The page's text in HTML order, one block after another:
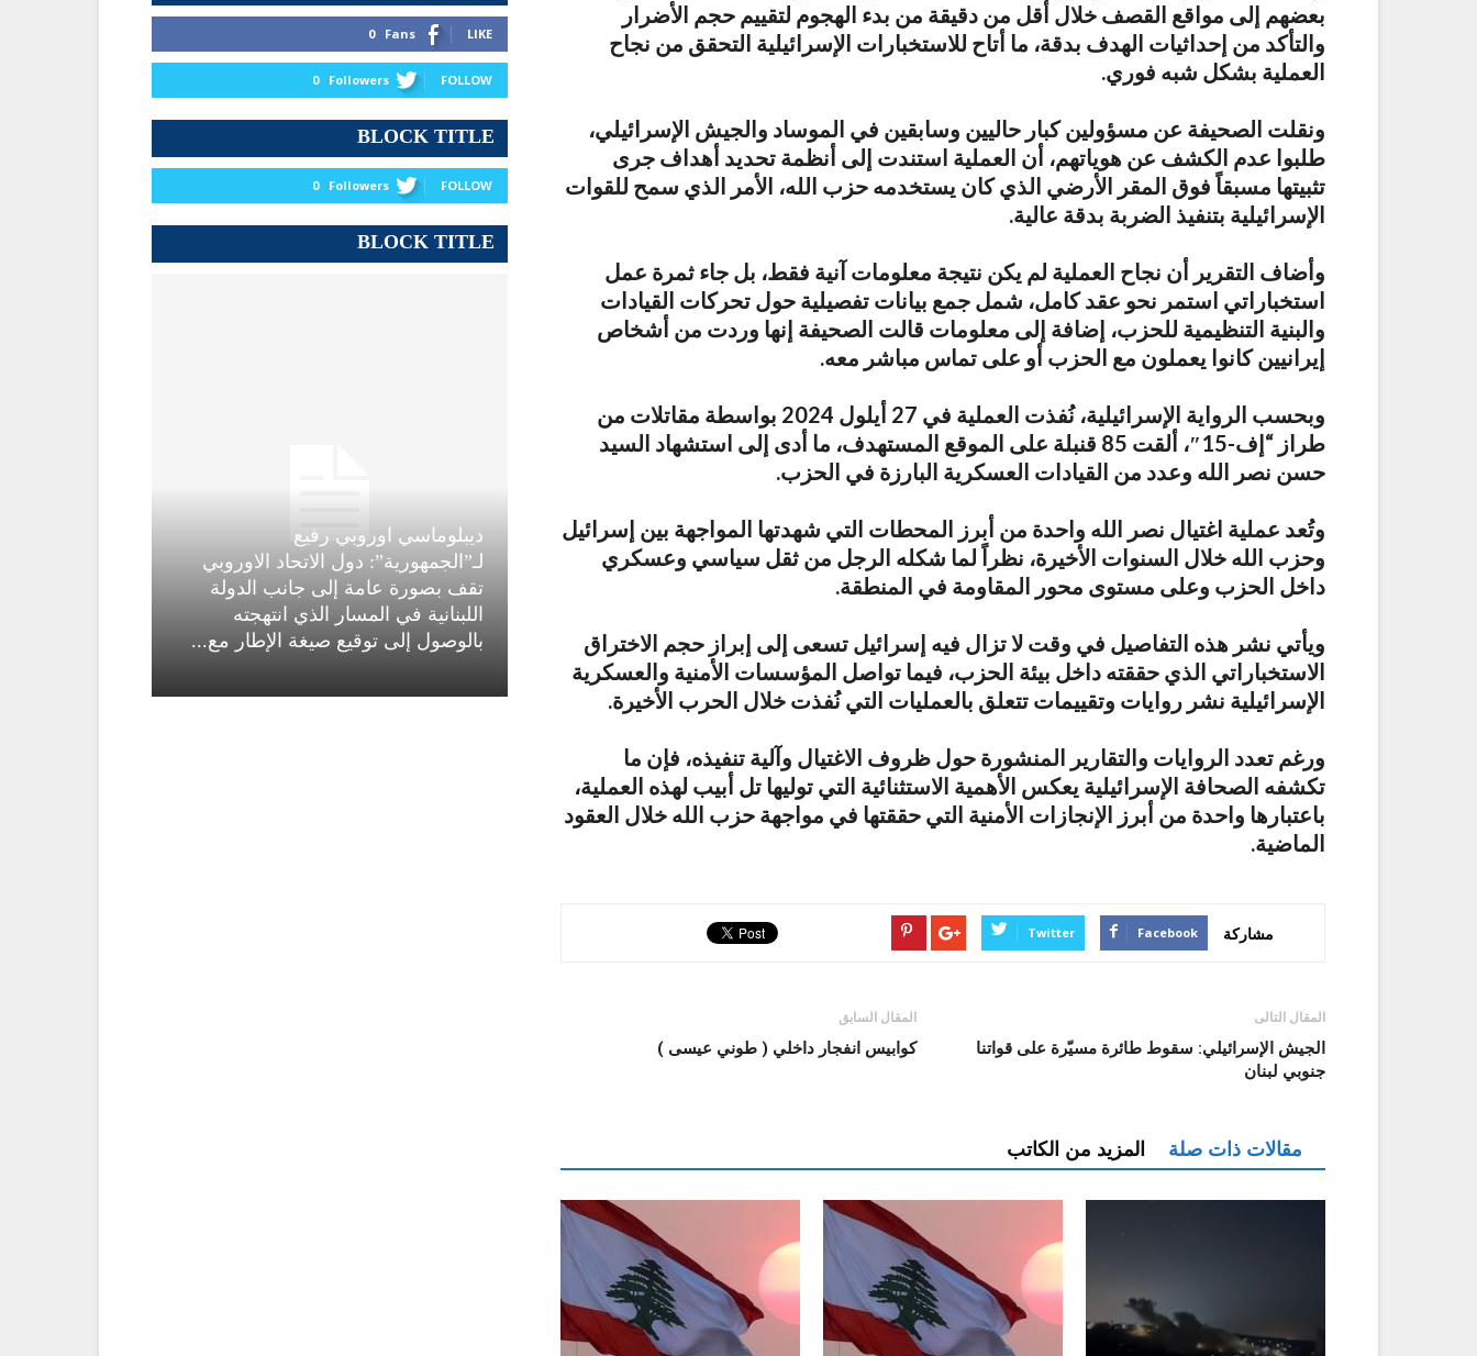
بعضهم إلى مواقع القصف خلال أقل من دقيقة من بدء الهجوم لتقييم حجم الأضرار
والتأكد من إحداثيات الهدف بدقة، ما أتاح للاستخبارات الإسرائيلية التحقق من نجاح
العملية بشكل شبه فوري.
ونقلت الصحيفة عن مسؤولين كبار حاليين وسابقين في الموساد والجيش الإسرائيلي،
طلبوا عدم الكشف عن هوياتهم، أن العملية استندت إلى أنظمة تحديد أهداف جرى
تثبيتها مسبقاً فوق المقر الأرضي الذي كان يستخدمه حزب الله، الأمر الذي سمح للقوات
الإسرائيلية بتنفيذ الضربة بدقة عالية.
وأضاف التقرير أن نجاح العملية لم يكن نتيجة معلومات آنية فقط، بل جاء ثمرة عمل
استخباراتي استمر نحو عقد كامل، شمل جمع بيانات تفصيلية حول تحركات القيادات
والبنية التنظيمية للحزب، إضافة إلى معلومات قالت الصحيفة إنها وردت من أشخاص
إيرانيين كانوا يعملون مع الحزب أو على تماس مباشر معه.
وبحسب الرواية الإسرائيلية، نُفذت العملية في 27 أيلول 2024 بواسطة مقاتلات من
طراز “إف-15″، ألقت 85 قنبلة على الموقع المستهدف، ما أدى إلى استشهاد السيد
حسن نصر الله وعدد من القيادات العسكرية البارزة في الحزب.
وتُعد عملية اغتيال نصر الله واحدة من أبرز المحطات التي شهدتها المواجهة بين إسرائيل
وحزب الله خلال السنوات الأخيرة، نظراً لما شكله الرجل من ثقل سياسي وعسكري
داخل الحزب وعلى مستوى محور المقاومة في المنطقة.
ويأتي نشر هذه التفاصيل في وقت لا تزال فيه إسرائيل تسعى إلى إبراز حجم الاختراق
الاستخباراتي الذي حققته داخل بيئة الحزب، فيما تواصل المؤسسات الأمنية والعسكرية
الإسرائيلية نشر روايات وتقييمات تتعلق بالعمليات التي نُفذت خلال الحرب الأخيرة.
ورغم تعدد الروايات والتقارير المنشورة حول ظروف الاغتيال وآلية تنفيذه، فإن ما
تكشفه الصحافة الإسرائيلية يعكس الأهمية الاستثنائية التي توليها تل أبيب لهذه العملية،
باعتبارها واحدة من أبرز الإنجازات الأمنية التي حققتها في مواجهة حزب الله خلال العقود
الماضية.
مشاركة Facebook
Twitter
المقال السابق
كوابيس انفجار داخلي ( طوني عيسى )
المقال التالى
الجيش الإسرائيلي: سقوط طائرة مسيّرة على قواتنا
جنوبي لبنان
مقالات ذات صلة المزيد من الكاتب
0 Fans LIKE
0 Followers FOLLOW
BLOCK TITLE
0 Followers FOLLOW
BLOCK TITLE
ديبلوماسي اوروبي رفيع
لـ”الجمهورية”: دول الاتحاد الاوروبي
تقف بصورة عامة إلى جانب الدولة
اللبنانية في المسار الذي انتهجته
بالوصول إلى توقيع صيغة الإطار مع...
رواتب النواب إلى 5 آلاف دولار شهرياً
قدم وساق